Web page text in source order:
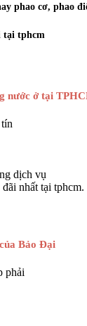
phao cơ, phao
tại tphcm
nước ở tại
dịch vụ
nhất tại tphcm.
Bảo Đại
phải